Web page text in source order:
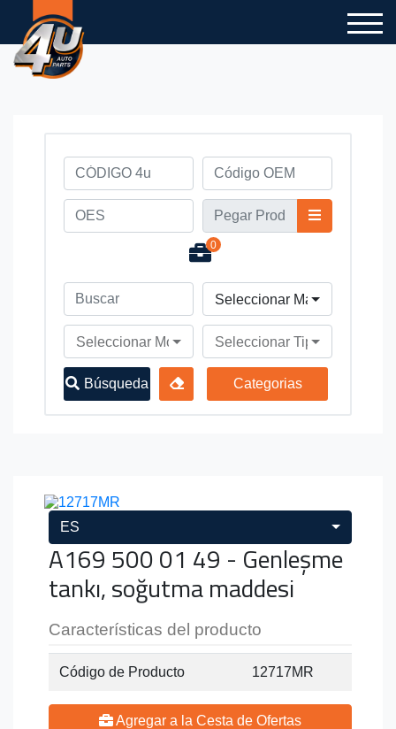
0
Seleccionar Marca de
Seleccionar Modelo de VehículoSeleccionar Tipo de
Búsqueda Categorias
ES
A169 500 01 49 - Genleşme
tankı, soğutma maddesi
Características del producto
Código de Producto 12717MR
Agregar a la Cesta de Ofertas